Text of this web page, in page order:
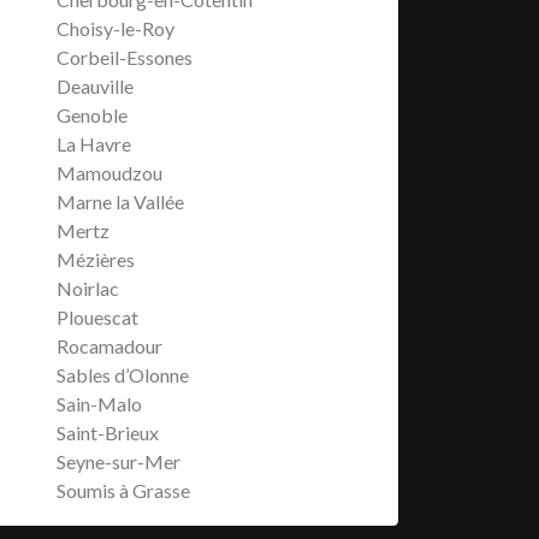
Choisy-le-Roy
Corbeil-Essones
Deauville
Genoble
La Havre
Mamoudzou
Marne la Vallée
Mertz
Mézières
Noirlac
Plouescat
Rocamadour
Sables d’Olonne
Sain-Malo
Saint-Brieux
Seyne-sur-Mer
Soumis à Grasse